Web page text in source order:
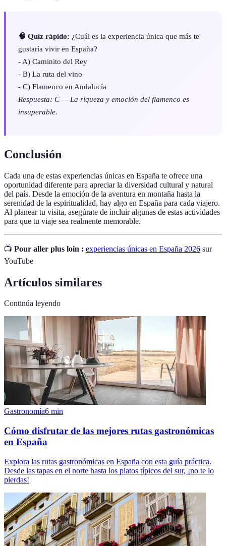
🧠 Quiz rápido: ¿Cuál es la experiencia única que más te
gustaría vivir en España?
- A) Caminito del Rey
- B) La ruta del vino
- C) Flamenco en Andalucía
Respuesta: C — La riqueza y emoción del flamenco es
insuperable.
Conclusión
Cada una de estas experiencias únicas en España te ofrece una
oportunidad diferente para apreciar la diversidad cultural y natural
del país. Desde la emoción de la aventura en montaña hasta la
serenidad de la espiritualidad, hay algo en España para cada viajero.
Al planear tu visita, asegúrate de incluir algunas de estas actividades
para que tu viaje sea realmente memorable.
📺 Pour aller plus loin : experiencias únicas en España 2026 sur
YouTube
Artículos similares
Continúa leyendo
Gastronomía6 min
Cómo disfrutar de las mejores rutas gastronómicas
en España
Explora las rutas gastronómicas en España con esta guía práctica.
Desde las tapas en el norte hasta los platos típicos del sur, ¡no te lo
pierdas!